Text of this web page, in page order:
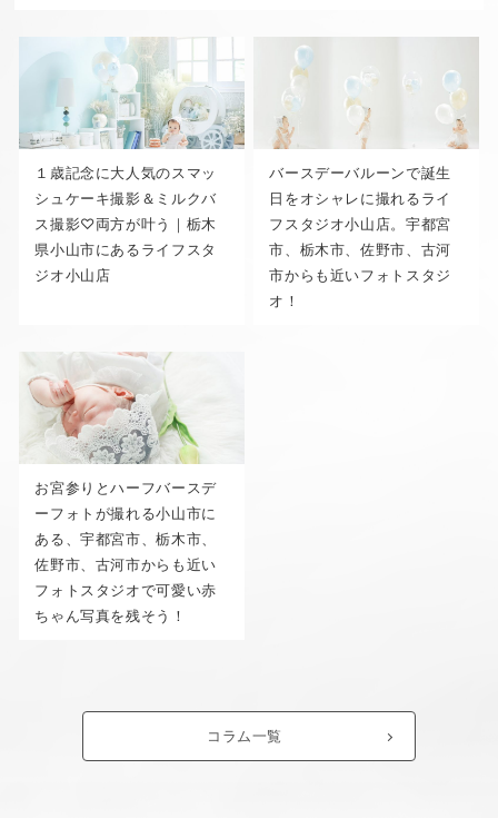
１歳記念に大人気のスマッ
シュケーキ撮影＆ミルクバ
ス撮影♡両方が叶う｜栃木
県小山市にあるライフスタ
ジオ小山店
バースデーバルーンで誕生
日をオシャレに撮れるライ
フスタジオ小山店。宇都宮
市、栃木市、佐野市、古河
市からも近いフォトスタジ
オ！
お宮参りとハーフバースデ
ーフォトが撮れる小山市に
ある、宇都宮市、栃木市、
佐野市、古河市からも近い
フォトスタジオで可愛い赤
ちゃん写真を残そう！
コラム一覧